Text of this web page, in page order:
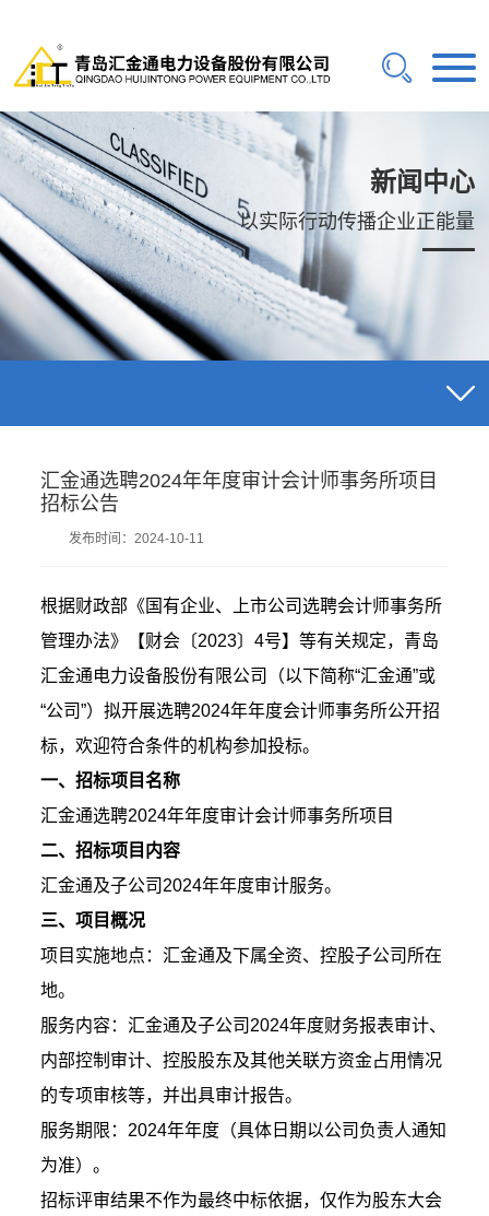
新闻中心
以实际行动传播企业正能量
汇金通选聘2024年年度审计会计师事务所项目
招标公告
发布时间：2024-10-11
根据财政部《国有企业、上市公司选聘会计师事务所
管理办法》【财会〔2023〕4号】等有关规定，青岛
汇金通电力设备股份有限公司（以下简称“汇金通”或
“公司”）拟开展选聘2024年年度会计师事务所公开招
标，欢迎符合条件的机构参加投标。
一、招标项目名称
汇金通选聘2024年年度审计会计师事务所项目
二、招标项目内容
汇金通及子公司2024年年度审计服务。
三、项目概况
项目实施地点：汇金通及下属全资、控股子公司所在
地。
服务内容：汇金通及子公司2024年度财务报表审计、
内部控制审计、控股股东及其他关联方资金占用情况
的专项审核等，并出具审计报告。
服务期限：2024年年度（具体日期以公司负责人通知
为准）。
招标评审结果不作为最终中标依据，仅作为股东大会